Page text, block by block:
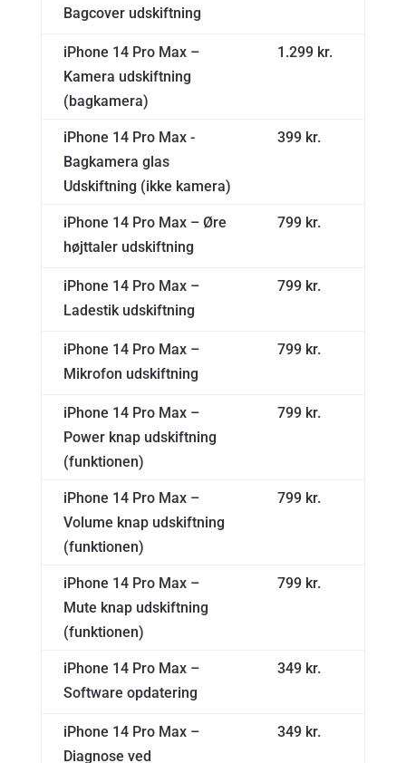
Bagcover udskiftning
iPhone 14 Pro Max –
Kamera udskiftning
(bagkamera)
1.299 kr.
iPhone 14 Pro Max -
Bagkamera glas
Udskiftning (ikke kamera)
399 kr.
iPhone 14 Pro Max – Øre
højttaler udskiftning
799 kr.
iPhone 14 Pro Max –
Ladestik udskiftning
799 kr.
iPhone 14 Pro Max –
Mikrofon udskiftning
799 kr.
iPhone 14 Pro Max –
Power knap udskiftning
(funktionen)
799 kr.
iPhone 14 Pro Max –
Volume knap udskiftning
(funktionen)
799 kr.
iPhone 14 Pro Max –
Mute knap udskiftning
(funktionen)
799 kr.
iPhone 14 Pro Max –
Software opdatering
349 kr.
iPhone 14 Pro Max –
Diagnose ved
349 kr.